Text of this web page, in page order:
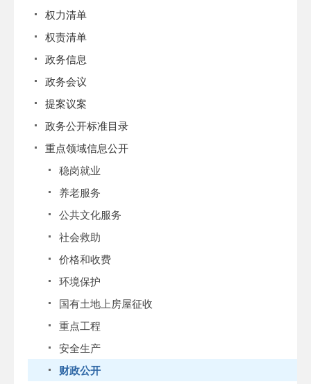
权力清单
权责清单
政务信息
政务会议
提案议案
政务公开标准目录
重点领域信息公开
稳岗就业
养老服务
公共文化服务
社会救助
价格和收费
环境保护
国有土地上房屋征收
重点工程
安全生产
财政公开